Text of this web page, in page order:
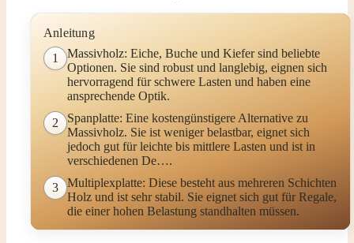
Anleitung
1
Massivholz: Eiche, Buche und Kiefer sind beliebte
Optionen. Sie sind robust und langlebig, eignen sich
hervorragend für schwere Lasten und haben eine
ansprechende Optik.
2
Spanplatte: Eine kostengünstigere Alternative zu
Massivholz. Sie ist weniger belastbar, eignet sich
jedoch gut für leichte bis mittlere Lasten und ist in
verschiedenen De….
3
Multiplexplatte: Diese besteht aus mehreren Schichten
Holz und ist sehr stabil. Sie eignet sich gut für Regale,
die einer hohen Belastung standhalten müssen.